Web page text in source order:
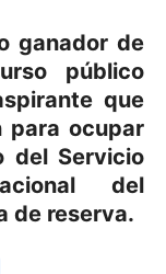
ganador de
público
que
para ocupar
del Servicio
del
de reserva.